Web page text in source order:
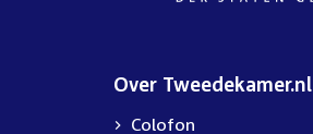
Over Tweedekamer.nl
Colofon